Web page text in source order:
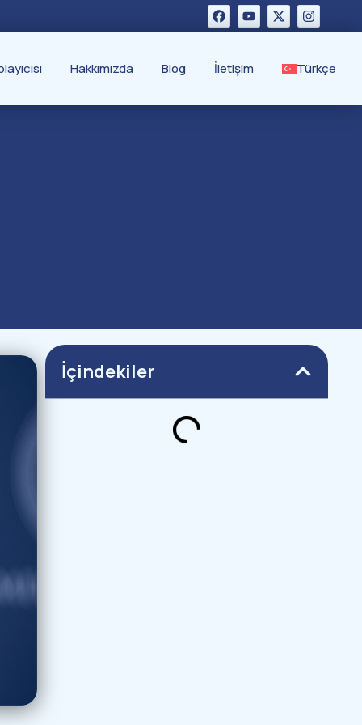
Hakkımızda Blog İletişim Türkçe
İçindekiler